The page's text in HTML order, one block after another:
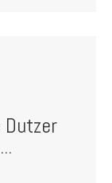
Dutzer